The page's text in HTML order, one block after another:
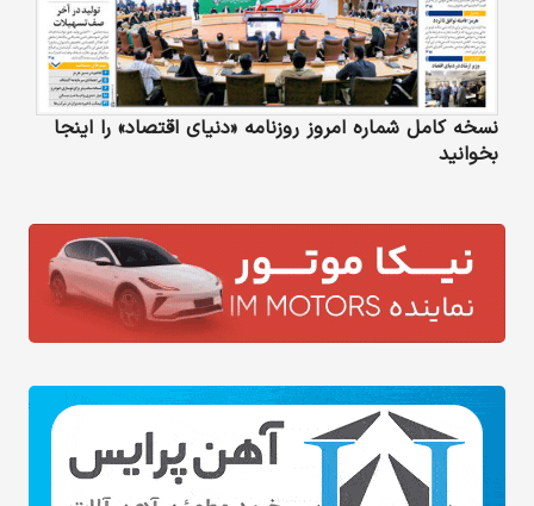
نسخه کامل شماره امروز روزنامه «دنیای‌ اقتصاد» را اینجا
بخوانید